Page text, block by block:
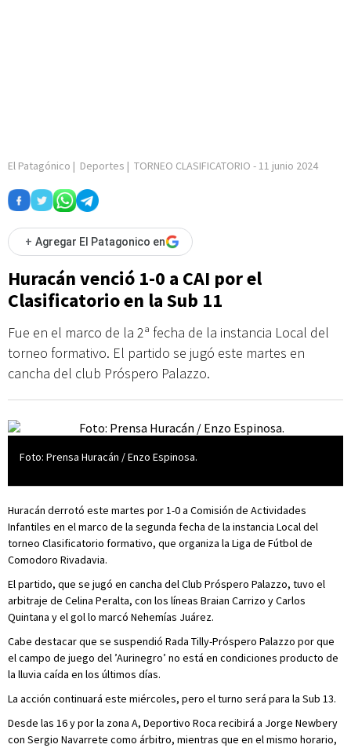
El Patagónico | Deportes | TORNEO CLASIFICATORIO - 11 junio 2024
+ Agregar El Patagonico en
Huracán venció 1-0 a CAI por el
Clasificatorio en la Sub 11
Fue en el marco de la 2ª fecha de la instancia Local del
torneo formativo. El partido se jugó este martes en
cancha del club Próspero Palazzo.
Foto: Prensa Huracán / Enzo Espinosa.
Huracán derrotó este martes por 1-0 a Comisión de Actividades
Infantiles en el marco de la segunda fecha de la instancia Local del
torneo Clasificatorio formativo, que organiza la Liga de Fútbol de
Comodoro Rivadavia.
El partido, que se jugó en cancha del Club Próspero Palazzo, tuvo el
arbitraje de Celina Peralta, con los líneas Braian Carrizo y Carlos
Quintana y el gol lo marcó Nehemías Juárez.
Cabe destacar que se suspendió Rada Tilly-Próspero Palazzo por que
el campo de juego del ’Aurinegro’ no está en condiciones producto de
la lluvia caída en los últimos días.
La acción continuará este miércoles, pero el turno será para la Sub 13.
Desde las 16 y por la zona A, Deportivo Roca recibirá a Jorge Newbery
con Sergio Navarrete como árbitro, mientras que en el mismo horario,